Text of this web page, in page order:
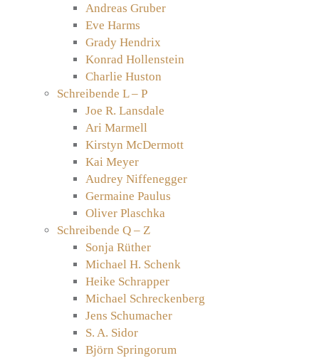
Andreas Gruber
Eve Harms
Grady Hendrix
Konrad Hollenstein
Charlie Huston
Schreibende L – P
Joe R. Lansdale
Ari Marmell
Kirstyn McDermott
Kai Meyer
Audrey Niffenegger
Germaine Paulus
Oliver Plaschka
Schreibende Q – Z
Sonja Rüther
Michael H. Schenk
Heike Schrapper
Michael Schreckenberg
Jens Schumacher
S. A. Sidor
Björn Springorum